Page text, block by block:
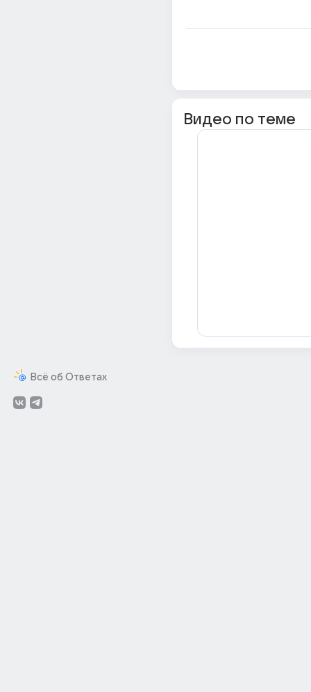
Всё об Ответах
Видео по теме